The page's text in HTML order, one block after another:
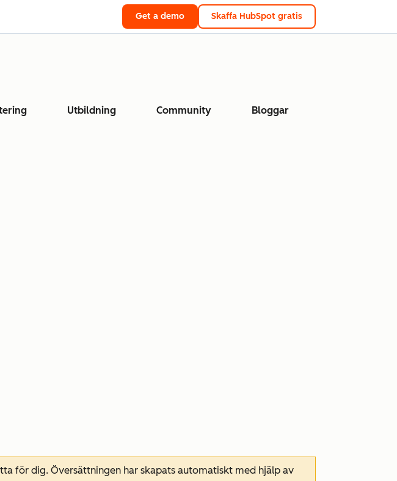
Get a demo Skaffa HubSpot gratis
Utbildning Community Bloggar
för dig. Översättningen har skapats automatiskt med hjälp av